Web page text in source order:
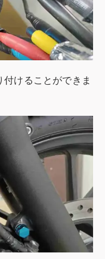
けることができま